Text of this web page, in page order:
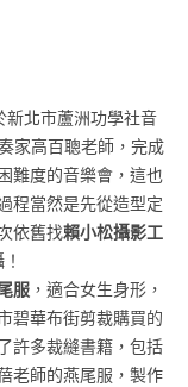
北市蘆洲功學社音
家高百聰老師，完成
難度的音樂會，這也
程當然是先從造型定
依舊找賴小松攝影工
服 ，適合女生身形，
碧華布街剪裁購買的
許多裁縫書籍，包括
老師的燕尾服，製作